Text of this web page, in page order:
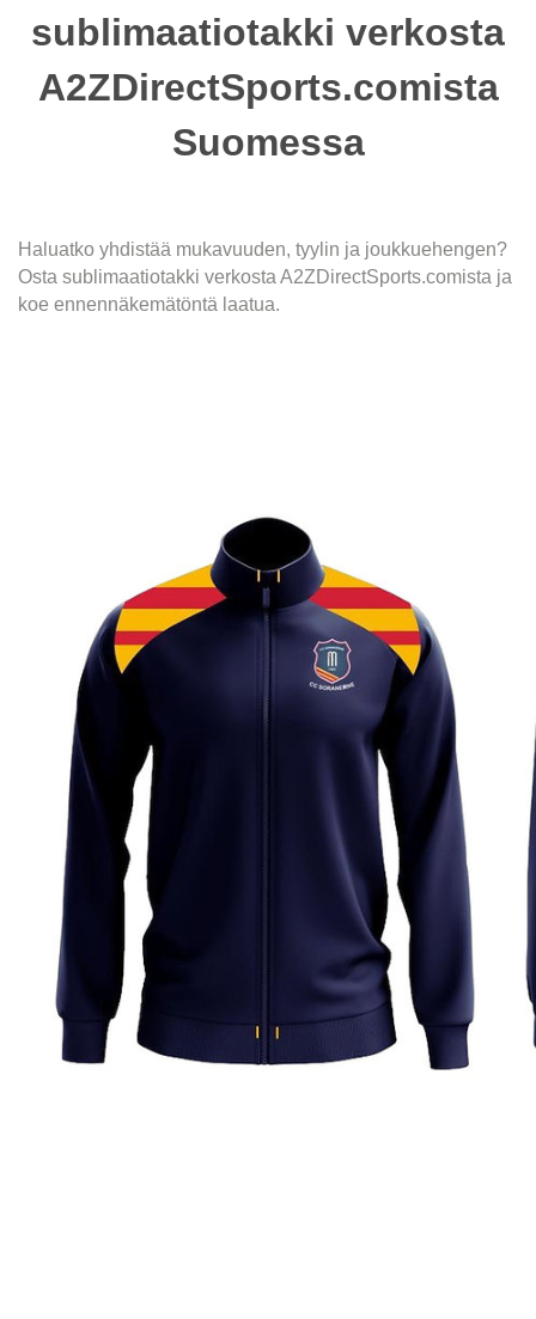
sublimaatiotakki verkosta
A2ZDirectSports.comista
Suomessa
Haluatko yhdistää mukavuuden, tyylin ja joukkuehengen?
Osta sublimaatiotakki verkosta A2ZDirectSports.comista ja
koe ennennäkemätöntä laatua.